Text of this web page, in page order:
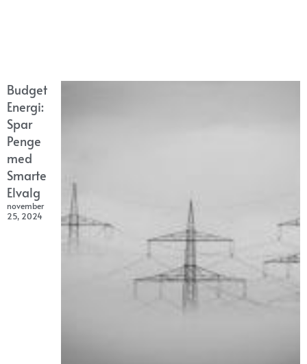
Budget
Energi:
Spar
Penge
med
Smarte
Elvalg
november
25, 2024